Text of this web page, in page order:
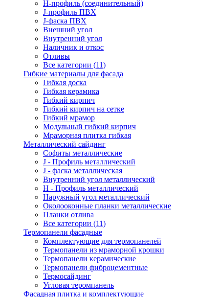
H-профиль (соединительный)
J-профиль ПВХ
J-фаска ПВХ
Внешний угол
Внутренний угол
Наличник и откос
Отливы
Все категории (11)
Гибкие материалы для фасада
Гибкая доска
Гибкая керамика
Гибкий кирпич
Гибкий кирпич на сетке
Гибкий мрамор
Модульный гибкий кирпич
Мраморная плитка гибкая
Металлический сайдинг
Cофиты металлические
J - Профиль металлический
J - фаска металлическая
Внутренний угол металлический
Н - Профиль металлический
Наружный угол металлический
Околооконные планки металлические
Планки отлива
Все категории (11)
Термопанели фасадные
Комплектующие для термопанелей
Термопанели из мраморной крошки
Термопанели керамические
Термопанели фиброцементные
Термосайдинг
Угловая теромпанель
Фасадная плитка и комплектующие